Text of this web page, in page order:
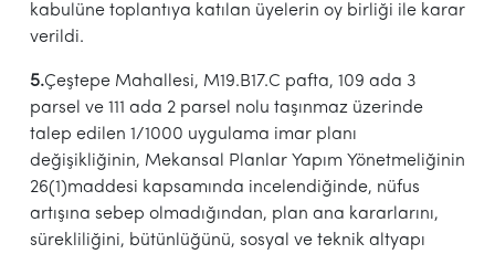
kabulüne toplantıya katılan üyelerin oy birliği ile karar
verildi.
5.Çeştepe Mahallesi, M19.B17.C pafta, 109 ada 3
parsel ve 111 ada 2 parsel nolu taşınmaz üzerinde
talep edilen 1/1000 uygulama imar planı
değişikliğinin, Mekansal Planlar Yapım Yönetmeliğinin
26(1)maddesi kapsamında incelendiğinde, nüfus
artışına sebep olmadığından, plan ana kararlarını,
sürekliliğini, bütünlüğünü, sosyal ve teknik altyapı